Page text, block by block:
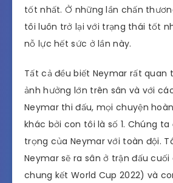
tốt nhất. Ở những lần chấn
tôi luôn trở lại với trạng thái tốt
nỗ lực hết sức ở lần này.
Tất cả đều biết Neymar rất quan
ảnh hưởng lớn trên sân và với
Neymar thi đấu, mọi chuyện
khác bởi con tôi là số 1. Chúng
trọng của Neymar với toàn đội.
Neymar sẽ ra sân ở trận đấu
chung kết World Cup 2022) và